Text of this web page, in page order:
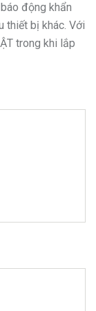
động khẩn
thiết bị khác. Với
trong khi lắp